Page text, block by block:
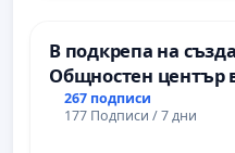
В подкрепа на
Общностен център
Църква
267 подписи
177 Подписи / 7 дни